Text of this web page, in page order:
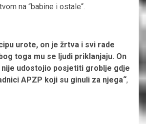
na “babine i ostale“.
urote, on je žrtva i svi rade
toga mu se ljudi priklanjaju. On
nije udostojio posjetiti groblje gdje
APZP koji su ginuli za njega“,